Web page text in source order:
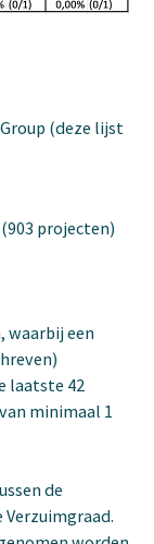
(deze lijst
projecten)
waarbij een
laatste 42
minimaal 1
de